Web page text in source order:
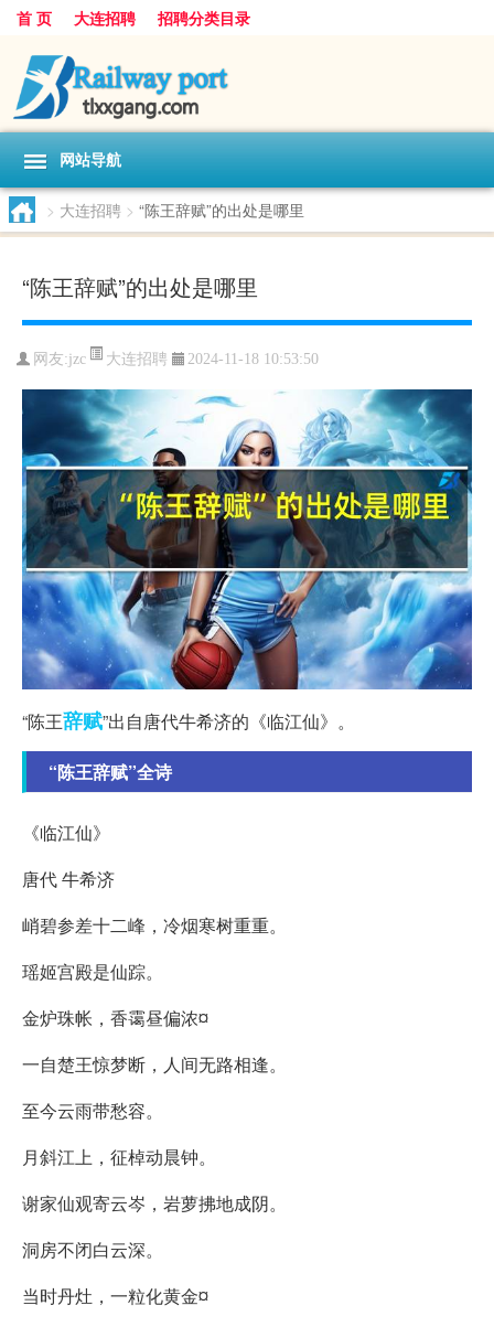
首 页 大连招聘 招聘分类目录
网站导航
> 大连招聘 > “陈王辞赋”的出处是哪里
“陈王辞赋”的出处是哪里
网友:jzc 大连招聘 2024-11-18 10:53:50
“陈王辞赋”出自唐代牛希济的《临江仙》。
“陈王辞赋”全诗
《临江仙》
唐代 牛希济
峭碧参差十二峰，冷烟寒树重重。
瑶姬宫殿是仙踪。
金炉珠帐，香霭昼偏浓¤
一自楚王惊梦断，人间无路相逢。
至今云雨带愁容。
月斜江上，征棹动晨钟。
谢家仙观寄云岑，岩萝拂地成阴。
洞房不闭白云深。
当时丹灶，一粒化黄金¤